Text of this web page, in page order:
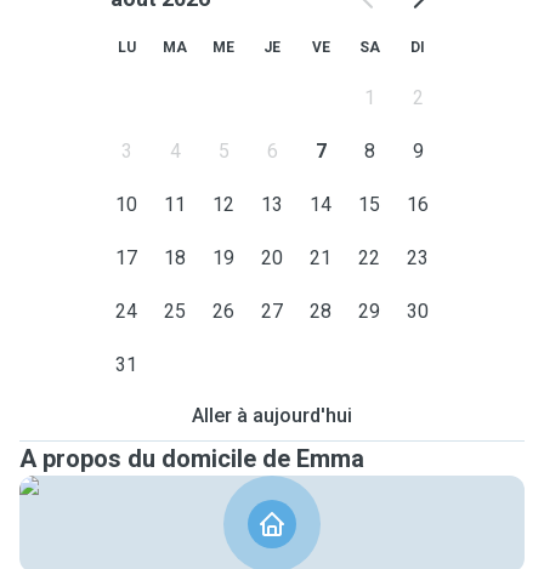
LU MA ME JE VE SA DI
1 2
3 4 5 6 7 8 9
10 11 12 13 14 15 16
17 18 19 20 21 22 23
24 25 26 27 28 29 30
31
Aller à aujourd'hui
A propos du domicile de Emma